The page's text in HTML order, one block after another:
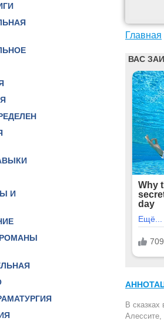
И
Главная
В сказках
Алессите,